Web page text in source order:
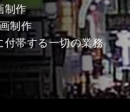
制作
制作
付帯する一切の業務